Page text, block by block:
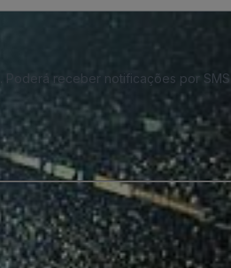
. Poderá receber notificações por